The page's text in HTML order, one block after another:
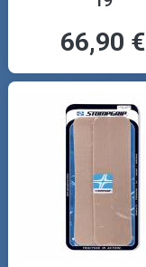
66,90 €